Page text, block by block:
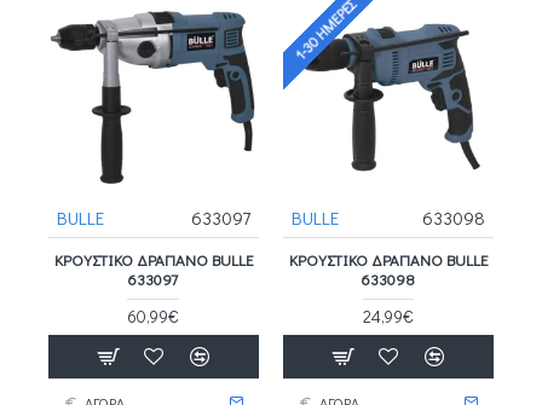
BULLE 633097
ΚΡΟΥΣΤΙΚΌ ΔΡΆΠΑΝΟ BULLE
633097
60,99€
1-30 ΗΜΈΡΕΣ
BULLE 633098
ΚΡΟΥΣΤΙΚΌ ΔΡΆΠΑΝΟ BULLE
633098
24,99€